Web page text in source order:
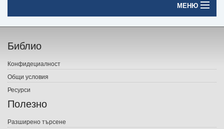
МЕНЮ
Начало
Печатни книги
Електронни книги
Е-списания
Библио
Конфидециалност
Общи условия
Ресурси
Полезно
Разширено търсене